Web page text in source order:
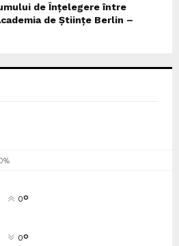
de Înțelegere între
de Științe Berlin –
0°
0°